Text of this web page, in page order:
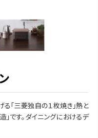
「三菱独自の１枚焼き」熱と
です。ダイニングにおけるデ